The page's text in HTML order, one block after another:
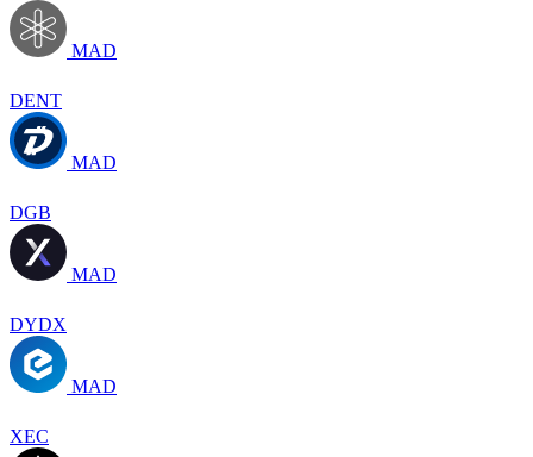
MAD
DENT
MAD
DGB
MAD
DYDX
MAD
XEC